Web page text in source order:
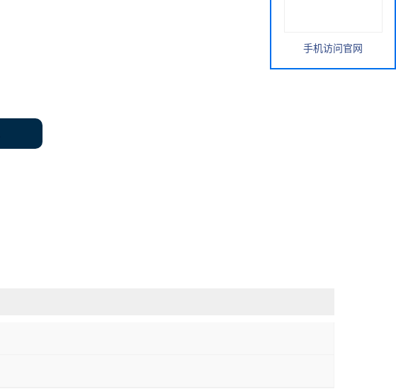
手机访问官网